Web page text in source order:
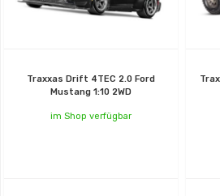
Traxxas Drift 4TEC 2.0 Ford
Mustang 1:10 2WD
im Shop verfügbar